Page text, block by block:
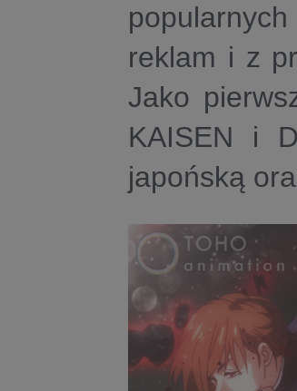
reklam i z
Jako
KAISEN i
japońską